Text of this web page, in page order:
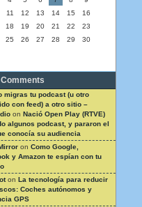
11
12 13 14 15
16
18
19 20 21 22
23
25
26 27 28 29 30
migras tu podcast (u otro
con feed) a otro sitio –
on Nació Open Play (RTVE)
algunos podcast, y pararon el
conocía su audiencia
on Como Google,
y Amazon te espían con tu
on La tecnología para reducir
Coches autónomos y
GPS